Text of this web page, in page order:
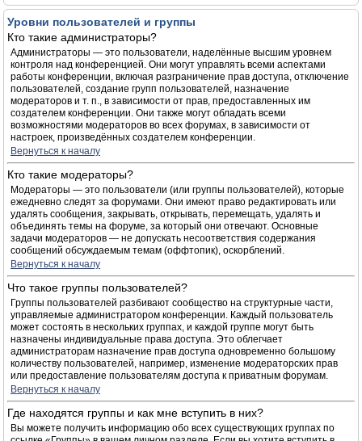
Уровни пользователей и группы
Кто такие администраторы?
Администраторы — это пользователи, наделённые высшим уровнем
контроля над конференцией. Они могут управлять всеми аспектами
работы конференции, включая разграничение прав доступа, отключение
пользователей, создание групп пользователей, назначение
модераторов и т. п., в зависимости от прав, предоставленных им
создателем конференции. Они также могут обладать всеми
возможностями модераторов во всех форумах, в зависимости от
настроек, произведённых создателем конференции.
Вернуться к началу
Кто такие модераторы?
Модераторы — это пользователи (или группы пользователей), которые
ежедневно следят за форумами. Они имеют право редактировать или
удалять сообщения, закрывать, открывать, перемещать, удалять и
объединять темы на форуме, за который они отвечают. Основные
задачи модераторов — не допускать несоответствия содержания
сообщений обсуждаемым темам (оффтопик), оскорблений.
Вернуться к началу
Что такое группы пользователей?
Группы пользователей разбивают сообщество на структурные части,
управляемые администратором конференции. Каждый пользователь
может состоять в нескольких группах, и каждой группе могут быть
назначены индивидуальные права доступа. Это облегчает
администраторам назначение прав доступа одновременно большому
количеству пользователей, например, изменение модераторских прав
или предоставление пользователям доступа к приватным форумам.
Вернуться к началу
Где находятся группы и как мне вступить в них?
Вы можете получить информацию обо всех существующих группах по